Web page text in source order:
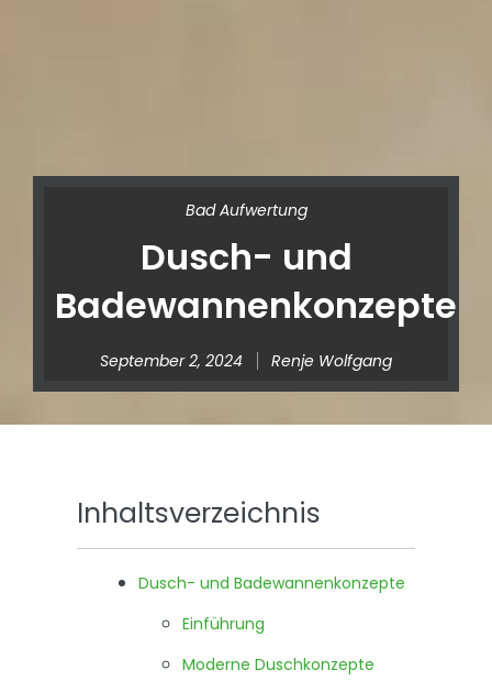
Bad Aufwertung
Dusch- und
Badewannenkonzepte
September 2, 2024 Renje Wolfgang
Inhaltsverzeichnis
Dusch- und Badewannenkonzepte
Einführung
Moderne Duschkonzepte